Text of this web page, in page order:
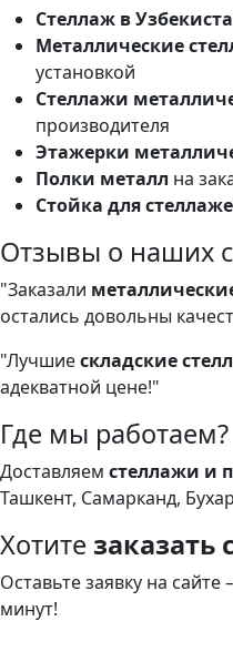
Стеллаж в
Металлические
установкой
Стеллажи
производителя
Этажерки
Полки металл на
Стойка для
Отзывы о наших
"Заказали
остались довольны
"Лучшиескладские
адекватной цене!"
Где мы работаем?
Доставляем стеллажи и
Ташкент, Самарканд,
Хотите заказать
Оставьте заявку на
минут!